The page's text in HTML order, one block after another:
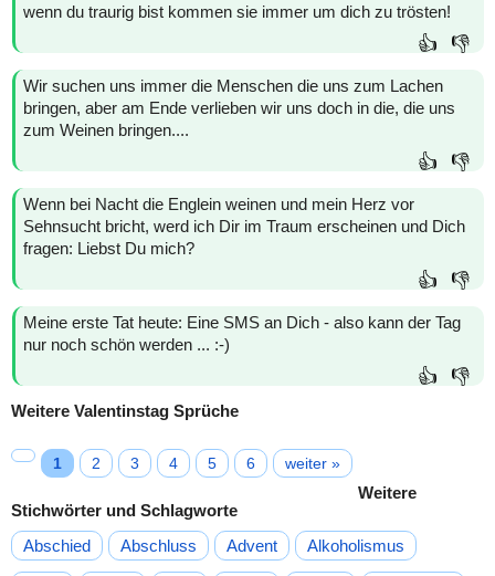
wenn du traurig bist kommen sie immer um dich zu trösten!
👍 👎
Wir suchen uns immer die Menschen die uns zum Lachen
bringen, aber am Ende verlieben wir uns doch in die, die uns
zum Weinen bringen....
👍 👎
Wenn bei Nacht die Englein weinen und mein Herz vor
Sehnsucht bricht, werd ich Dir im Traum erscheinen und Dich
fragen: Liebst Du mich?
👍 👎
Meine erste Tat heute: Eine SMS an Dich - also kann der Tag
nur noch schön werden ... :-)
👍 👎
Weitere Valentinstag Sprüche
1 2 3 4 5 6 weiter »
Weitere
Stichwörter und Schlagworte
Abschied
Abschluss Advent Alkoholismus